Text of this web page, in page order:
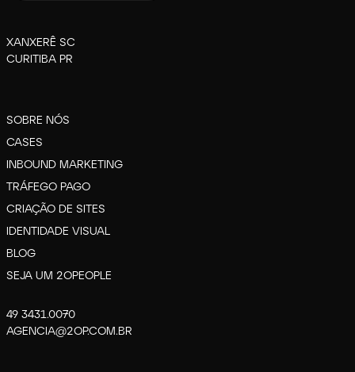
XANXERÊ SC
CURITIBA PR
SOBRE NÓS
CASES
INBOUND MARKETING
TRÁFEGO PAGO
CRIAÇÃO DE SITES
IDENTIDADE VISUAL
BLOG
SEJA UM 2OPEOPLE
49 3431.0070
AGENCIA@2OP.COM.BR